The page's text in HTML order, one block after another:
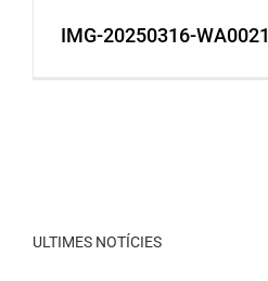
IMG-20250316-WA0021
ULTIMES NOTÍCIES